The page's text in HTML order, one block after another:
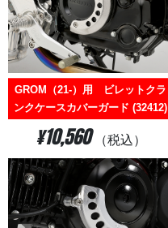
GROM（21-）用 ビレットクラ
ンクケースカバーガード (32412)
¥10,560 （税込）